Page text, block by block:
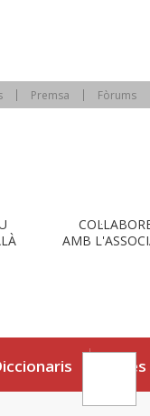
Premsa Fòrums
AMB
Eines